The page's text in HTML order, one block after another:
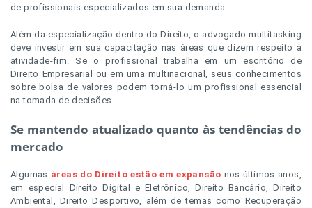
de profissionais especializados em sua demanda.
Além da especialização dentro do Direito, o advogado multitasking
deve investir em sua capacitação nas áreas que dizem respeito à
atividade-fim. Se o profissional trabalha em um escritório de
Direito Empresarial ou em uma multinacional, seus conhecimentos
sobre bolsa de valores podem torná-lo um profissional essencial
na tomada de decisões.
Se mantendo atualizado quanto às tendências do
mercado
Algumas áreas do Direito estão em expansão nos últimos anos,
em especial Direito Digital e Eletrônico, Direito Bancário, Direito
Ambiental, Direito Desportivo, além de temas como Recuperação